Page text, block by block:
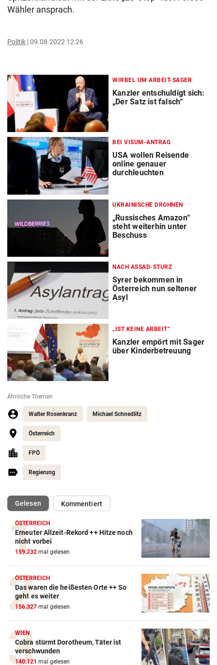
Wähler ansprach.
Politik 09.08.2022 12:26
WIRBEL UM ARBEIT-SAGER
Kanzler entschuldigt sich:
„Der Satz ist falsch“
BEI VISUM-ANTRAG
USA wollen Reisende
online genauer
durchleuchten
UKRAINISCHE DROHNEN
„Russisches Amazon“
steht weiterhin unter
Beschuss
NACH ASSAD-STURZ
Syrer bekommen in
Österreich nun seltener
Asyl
„IST KEINE ARBEIT“
Kanzler empört mit Sager
über Kinderbetreuung
Ähnliche Themen
Walter Rosenkranz Michael Schnedlitz
Österreich
FPÖ
Regierung
Gelesen(ausgewählt)Kommentiert
ÖSTERREICH
Erneuter Allzeit-Rekord ++ Hitze noch
nicht vorbei
159.232 mal gelesen
ÖSTERREICH
Das waren die heißesten Orte ++ So
geht es weiter
156.327 mal gelesen
WIEN
Cobra stürmt Dorotheum, Täter ist
verschwunden
140.121 mal gelesen